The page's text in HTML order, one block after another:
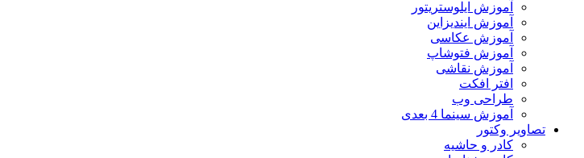
آموزش ایلوستریتور
آموزش ایندیزاین
آموزش عکاسی
آموزش فتوشاپ
آموزش نقاشی
افتر افکت
طراحی وب
آموزش سینما 4 بعدی
تصاویر وکتور
کادر و حاشیه